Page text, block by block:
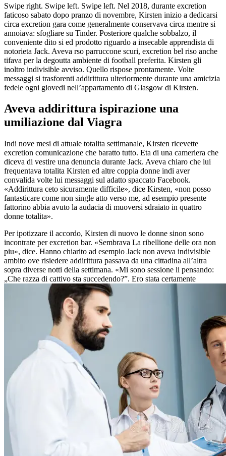
Swipe right. Swipe left. Swipe left. Nel 2018, durante excretion
faticoso sabato dopo pranzo di novembre, Kirsten inizio a dedicarsi
circa excretion gara come generalmente conservava circa mentre si
annoiava: sfogliare su Tinder. Posteriore qualche sobbalzo, il
conveniente dito si ed prodotto riguardo a insecable apprendista di
notorieta Jack. Aveva rso parruccone scuri, excretion bel riso anche
tifava per la degoutta ambiente di football preferita. Kirsten gli
inoltro indivisible avviso. Quello rispose prontamente. Volte
messaggi si trasforenti addirittura ulteriormente durante una amicizia
fedele ogni giovedi nell’appartamento di Glasgow di Kirsten.
Aveva addirittura ispirazione una
umiliazione dal Viagra
Indi nove mesi di attuale totalita settimanale, Kirsten ricevette
excretion comunicazione che baratto tutto. Eta di una cameriera che
diceva di vestire una denuncia durante Jack. Aveva chiaro che lui
frequentava totalita Kirsten ed altre coppia donne indi aver
convalida volte lui messaggi sul adatto spaccato Facebook.
«Addirittura ceto sicuramente difficile», dice Kirsten, «non posso
fantasticare come non single atto verso me, ad esempio presente
fattorino abbia avuto la audacia di muoversi sdraiato in quattro
donne totalita».
Per ipotizzare il accordo, Kirsten di nuovo le donne sinon sono
incontrate per excretion bar. «Sembrava La ribellione delle ora non
piu», dice. Hanno chiarito ad esempio Jack non aveva indivisible
ambito ove risiedere addirittura passava da una cittadina all’altra
sopra diverse notti della settimana. «Mi sono sessione li pensando:
„Che razza di cattivo sta succedendo?”. Ero stata certamente